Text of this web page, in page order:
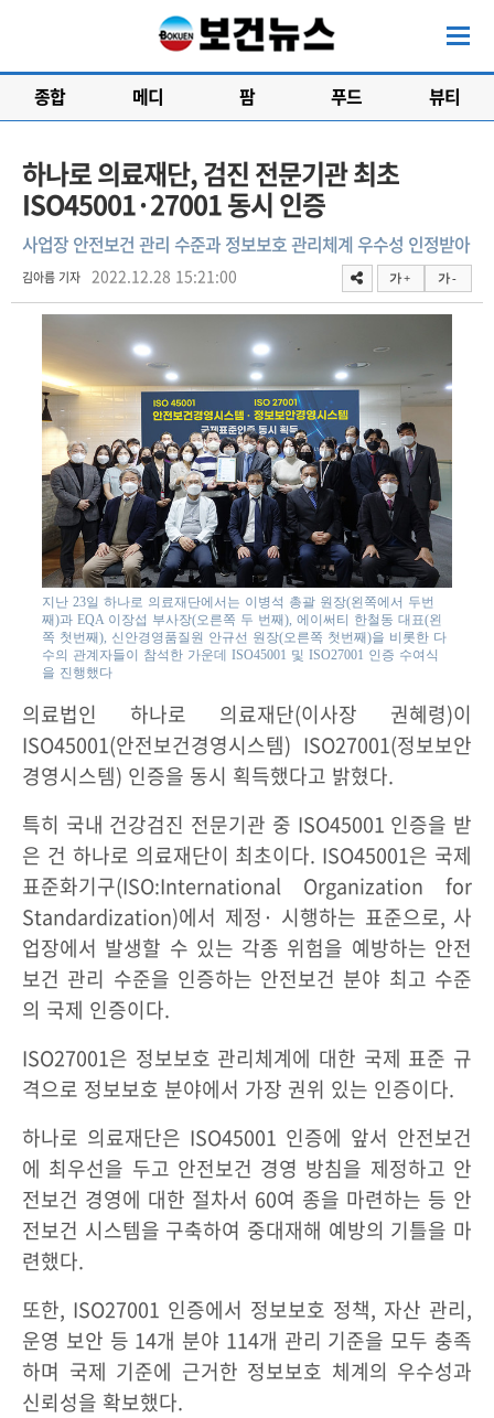
종합 메디 팜 푸드 뷰티
하나로 의료재단, 검진 전문기관 최초
ISO45001·27001 동시 인증
사업장 안전보건 관리 수준과 정보보호 관리체계 우수성 인정받아
김아름 기자 2022.12.28 15:21:00 가 + 가 -
지난 23일 하나로 의료재단에서는 이병석 총괄 원장(왼쪽에서 두번
째)과 EQA 이장섭 부사장(오른쪽 두 번째), 에이써티 한철동 대표(왼
쪽 첫번째), 신안경영품질원 안규선 원장(오른쪽 첫번째)을 비롯한 다
수의 관계자들이 참석한 가운데 ISO45001 및 ISO27001 인증 수여식
을 진행했다
의료법인 하나로 의료재단(이사장 권혜령)이
ISO45001(안전보건경영시스템) ISO27001(정보보안
경영시스템) 인증을 동시 획득했다고 밝혔다.
특히 국내 건강검진 전문기관 중 ISO45001 인증을 받
은 건 하나로 의료재단이 최초이다. ISO45001은 국제
표준화기구(ISO:International Organization for
Standardization)에서 제정· 시행하는 표준으로, 사
업장에서 발생할 수 있는 각종 위험을 예방하는 안전
보건 관리 수준을 인증하는 안전보건 분야 최고 수준
의 국제 인증이다.
ISO27001은 정보보호 관리체계에 대한 국제 표준 규
격으로 정보보호 분야에서 가장 권위 있는 인증이다.
하나로 의료재단은 ISO45001 인증에 앞서 안전보건
에 최우선을 두고 안전보건 경영 방침을 제정하고 안
전보건 경영에 대한 절차서 60여 종을 마련하는 등 안
전보건 시스템을 구축하여 중대재해 예방의 기틀을 마
련했다.
또한, ISO27001 인증에서 정보보호 정책, 자산 관리,
운영 보안 등 14개 분야 114개 관리 기준을 모두 충족
하며 국제 기준에 근거한 정보보호 체계의 우수성과
신뢰성을 확보했다.